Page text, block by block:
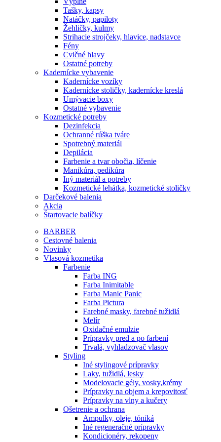
Tašky, kapsy
Natáčky, papiloty
Žehličky, kulmy
Strihacie strojčeky, hlavice, nadstavce
Fény
Cvičné hlavy
Ostatné potreby
Kadernícke vybavenie
Kadernícke vozíky
Kadernícke stoličky, kadernícke kreslá
Umývacie boxy
Ostatné vybavenie
Kozmetické potreby
Dezinfekcia
Ochranné rúška tváre
Spotrebný materiál
Depilácia
Farbenie a tvar obočia, líčenie
Manikúra, pedikúra
Iný materiál a potreby
Kozmetické lehátka, kozmetické stoličky
Darčekové balenia
Akcia
Štartovacie balíčky
BARBER
Cestovné balenia
Novinky
Vlasová kozmetika
Farbenie
Farba ING
Farba Inimitable
Farba Manic Panic
Farba Pictura
Farebné masky, farebné tužidlá
Melír
Oxidačné emulzie
Prípravky pred a po farbení
Trvalá, vyhladzovač vlasov
Styling
Iné stylingové prípravky
Laky, tužidlá, lesky
Modelovacie gély, vosky,krémy
Prípravky na objem a krepovitosť
Prípravky na vlny a kučery
Ošetrenie a ochrana
Ampulky, oleje, tóniká
Iné regeneračné prípravky
Kondicionéry, rekopeny